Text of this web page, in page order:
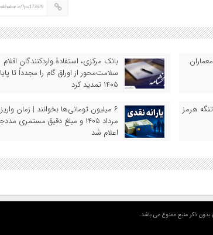
?p=177679
بانک مرکزی، استفادۀ واردکنندگان اقلام
سلامت‌محور از اوراق گام را مجدداً تا
۱۴۰۵ تمدید کرد
تنگه هرمز
۶ میلیون تومانی‌ها بخوانند | زمان واریز
مرداد ۱۴۰۵ و مبلغ دقیق مستمری
اعلام شد
ذکر منبع ممنوع می باشد.